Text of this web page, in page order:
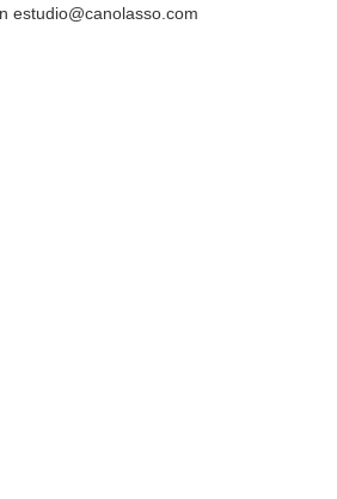
estudio@canolasso.com